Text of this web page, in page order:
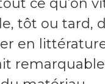
ce qu’on
tôt ou tard,
en